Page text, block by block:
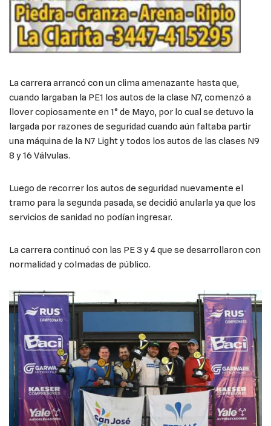
La carrera arrancó con un clima amenazante hasta que,
cuando largaban la PE1 los autos de la clase N7, comenzó a
llover copiosamente en 1° de Mayo, por lo cual se detuvo la
largada por razones de seguridad cuando aún faltaba partir
una máquina de la N7 Light y todos los autos de las clases N9
8 y 16 Válvulas.
Luego de recorrer los autos de seguridad nuevamente el
tramo para la segunda pasada, se decidió anularla ya que los
servicios de sanidad no podían ingresar.
La carrera continuó con las PE 3 y 4 que se desarrollaron con
normalidad y colmadas de público.